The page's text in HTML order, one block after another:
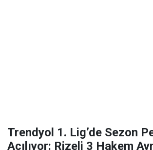
Trendyol 1. Lig’de Sezon
Açılıyor: Rizeli 3 Hakem